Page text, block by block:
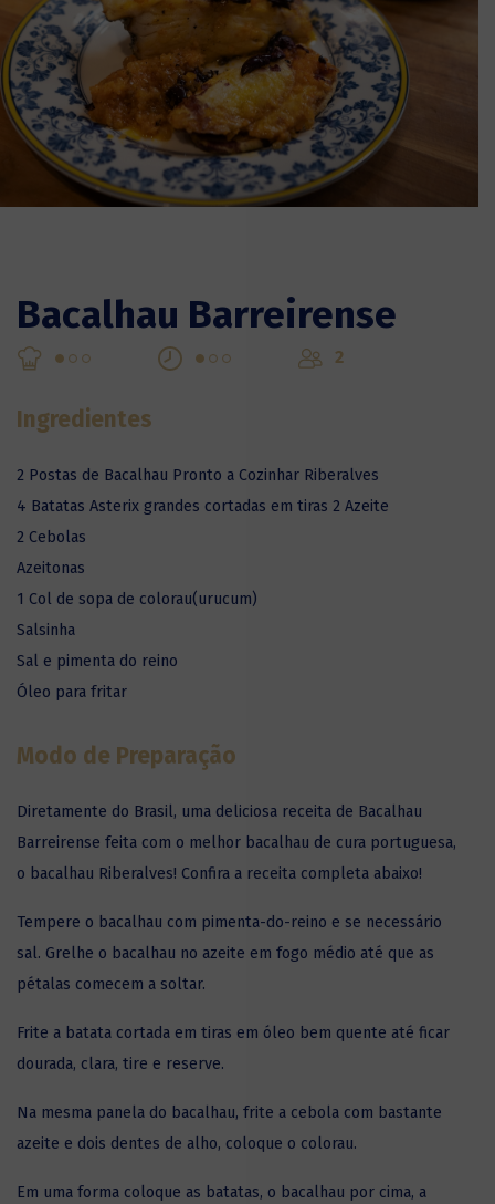
Bacalhau Barreirense
2
Ingredientes
2 Postas de Bacalhau Pronto a Cozinhar Riberalves
4 Batatas Asterix grandes cortadas em tiras 2 Azeite
2 Cebolas
Azeitonas
1 Col de sopa de colorau(urucum)
Salsinha
Sal e pimenta do reino
Óleo para fritar
Modo de Preparação
Diretamente do Brasil, uma deliciosa receita de Bacalhau
Barreirense feita com o melhor bacalhau de cura portuguesa,
o bacalhau Riberalves! Confira a receita completa abaixo!
Tempere o bacalhau com pimenta-do-reino e se necessário
sal. Grelhe o bacalhau no azeite em fogo médio até que as
pétalas comecem a soltar.
Frite a batata cortada em tiras em óleo bem quente até ficar
dourada, clara, tire e reserve.
Na mesma panela do bacalhau, frite a cebola com bastante
azeite e dois dentes de alho, coloque o colorau.
Em uma forma coloque as batatas, o bacalhau por cima, a